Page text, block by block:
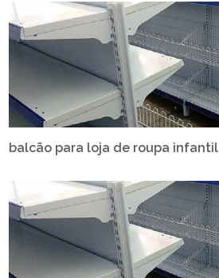
balcão para loja de roupa infantil